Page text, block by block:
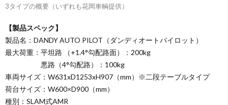
3タイプの概要（いずれも花岡車輌提供）
【製品スペック】
製品名：DANDY AUTO PILOT（ダンディオートパイロット）
最大荷重：平坦路 （+1.4°勾配路面）：200kg
悪路（4°勾配路）：100kg
車両サイズ：W631xD1253xH907（mm）※二段テーブルタイプ
荷台サイズ：W600×D900（mm）
種別：SLAM式AMR